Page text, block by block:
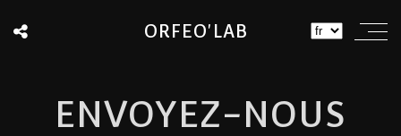
ORFEO'LAB
ENVOYEZ-NOUS